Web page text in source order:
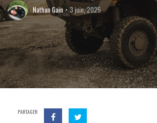
Nathan Gain 3 juin, 2025
PARTAGER